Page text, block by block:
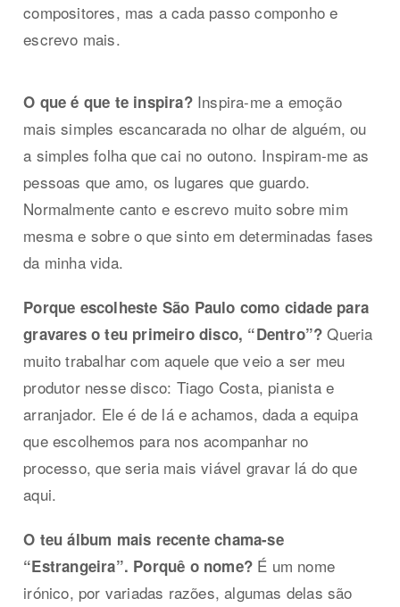
compositores, mas a cada passo componho e
escrevo mais.
O que é que te inspira?Inspira-me a emoção
mais simples escancarada no olhar de alguém, ou
a simples folha que cai no outono. Inspiram-me as
pessoas que amo, os lugares que guardo.
Normalmente canto e escrevo muito sobre mim
mesma e sobre o que sinto em determinadas fases
da minha vida.
Porque escolheste São Paulo como cidade para
gravares o teu primeiro disco, “Dentro”? Queria
muito trabalhar com aquele que veio a ser meu
produtor nesse disco: Tiago Costa, pianista e
arranjador. Ele é de lá e achamos, dada a equipa
que escolhemos para nos acompanhar no
processo, que seria mais viável gravar lá do que
aqui.
O teu álbum mais recente chama-se
“Estrangeira”. Porquê o nome? É um nome
irónico, por variadas razões, algumas delas são